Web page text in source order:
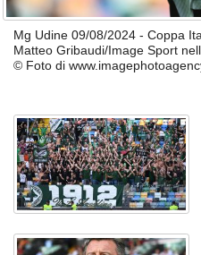
Mg Udine 09/08/2024 - Coppa
Matteo Gribaudi/Image Sport
© Foto di